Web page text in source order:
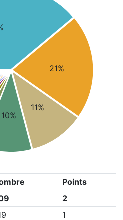
21%
11%
10%
Points
2
1